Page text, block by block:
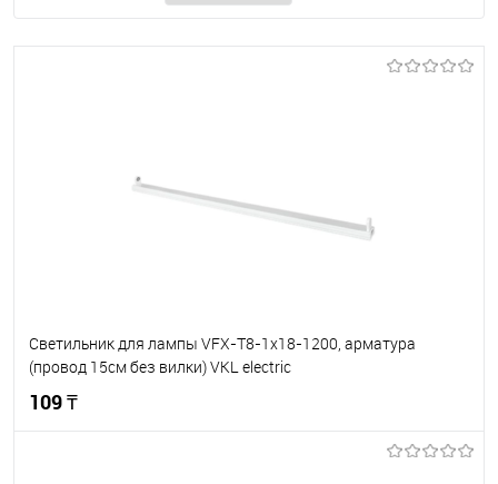
Светильник для лампы VFX-T8-1x18-1200, арматура
(провод 15см без вилки) VKL electric
109 ₸